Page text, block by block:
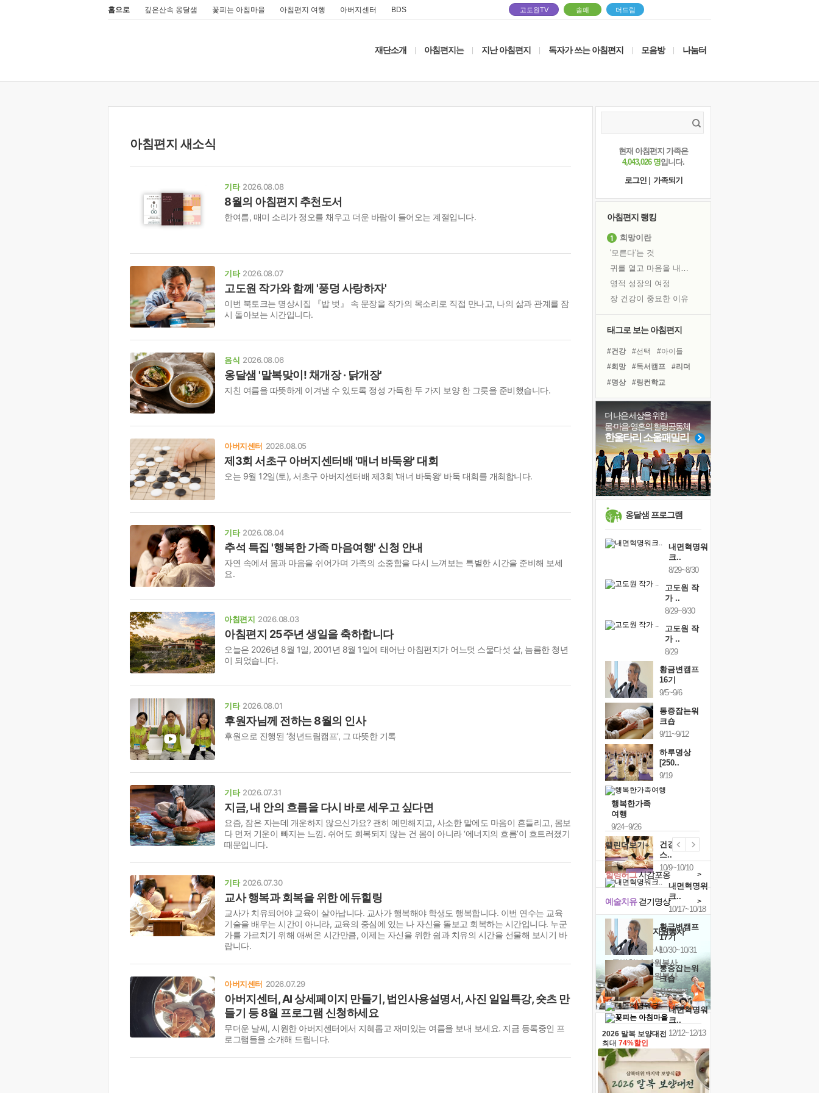
홈으로 깊은산속 옹달샘 꽃피는 아침마을 아침편지 여행 아버지센터 BDS 고도원TV 솔패 더드림
재단소개 아침편지는 지난 아침편지 독자가 쓰는 아침편지 모음방 나눔터
아침편지 새소식
기타 2026.08.08
8월의 아침편지 추천도서
한여름, 매미 소리가 정오를 채우고 더운 바람이 들어오는 계절입니다.
기타 2026.08.07
고도원 작가와 함께 '풍덩 사랑하자'
이번 북토크는 명상시집 『밥 벗』 속 문장을 작가의 목소리로 직접 만나고, 나의 삶과 관계를 잠
시 돌아보는 시간입니다.
음식 2026.08.06
옹달샘 '말복맞이! 채개장 · 닭개장'
지친 여름을 따뜻하게 이겨낼 수 있도록 정성 가득한 두 가지 보양 한 그릇을 준비했습니다.
아버지센터 2026.08.05
제3회 서초구 아버지센터배 '매너 바둑왕' 대회
오는 9월 12일(토), 서초구 아버지센터배 제3회 '매너 바둑왕' 바둑 대회를 개최합니다.
기타 2026.08.04
추석 특집 '행복한 가족 마음여행' 신청 안내
자연 속에서 몸과 마음을 쉬어가며 가족의 소중함을 다시 느껴보는 특별한 시간을 준비해 보세
요.
아침편지 2026.08.03
아침편지 25주년 생일을 축하합니다
오늘은 2026년 8월 1일, 2001년 8월 1일에 태어난 아침편지가 어느덧 스물다섯 살, 늠름한 청년
이 되었습니다.
기타 2026.08.01
후원자님께 전하는 8월의 인사
후원으로 진행된 ‘청년드림캠프’, 그 따뜻한 기록
기타 2026.07.31
지금, 내 안의 흐름을 다시 바로 세우고 싶다면
요즘, 잠은 자는데 개운하지 않으신가요? 괜히 예민해지고, 사소한 말에도 마음이 흔들리고, 몸보
다 먼저 기운이 빠지는 느낌. 쉬어도 회복되지 않는 건 몸이 아니라 ‘에너지의 흐름’이 흐트러졌기
때문입니다.
기타 2026.07.30
교사 행복과 회복을 위한 에듀힐링
교사가 치유되어야 교육이 살아납니다. 교사가 행복해야 학생도 행복합니다. 이번 연수는 교육
기술을 배우는 시간이 아니라, 교육의 중심에 있는 나 자신을 돌보고 회복하는 시간입니다. 누군
가를 가르치기 위해 애써온 시간만큼, 이제는 자신을 위한 쉼과 치유의 시간을 선물해 보시기 바
랍니다.
아버지센터 2026.07.29
아버지센터, AI 상세페이지 만들기, 법인사용설명서, 사진 일일특강, 숏츠 만
들기 등 8월 프로그램 신청하세요
무더운 날씨, 시원한 아버지센터에서 지혜롭고 재미있는 여름을 보내 보세요. 지금 등록중인 프
로그램들을 소개해 드립니다.
현재 아침편지 가족은
4,043,026 명입니다.
로그인
가족되기
아침편지 랭킹
희망이란
'모른다'는 것
귀를 열고 마음을 내어주고
영적 성장의 여정
장 건강이 중요한 이유
흙이 된 몸으로 출근하는 여자
꿈이 실제가 되는 것
'말 타는 법'을 먼저
졸업식 사진을 보며
극심한 변비, 어깨결림, 수면 장애
아픈 아버지를 위한 공간 설계
슬럼프
보고 싶은 어머니
유년 시절의 부산 영도 바다
못된 꼰대들
태그로 보는 아침편지
#건강 #선택
#아이들
#희망
#독서캠프
#리더
#명상
#링컨학교
#위기
#도움 #삶
#힐링
#독서
#친구
#바이러스
#다짐
#계획
#경험
#극복
#비전캠프
#면역력
더 나은 세상을 위한
몸·마음·영혼의 힐링공동체
한울타리 소울패밀리
옹달샘 프로그램
내면혁명워
크..
8/29~8/30
고도원 작
가 ..
8/29~8/30
고도원 작
가 ..
8/29
황금변캠프
16기
9/5~9/6
통증잡는워
크숍
9/11~9/12
하루명상
[250..
9/19
행복한가족
여행
9/24~9/26
건강명상법
스..
10/9~10/10
내면혁명워
크..
10/17~10/18
황금변캠프
17기
10/30~10/31
통증잡는워
크숍
11/7~11/8
내면혁명워
크..
12/12~12/13
캘린더보기+
예술치유걷기명상 >
힐링허그사감포옹 >
'옹달샘의 꽃' 자원봉사
· 청년 자원봉사
· 금빛청년 자원봉사
· 음식연구 자원봉사
2026 말복 보양대전
최대 74%할인